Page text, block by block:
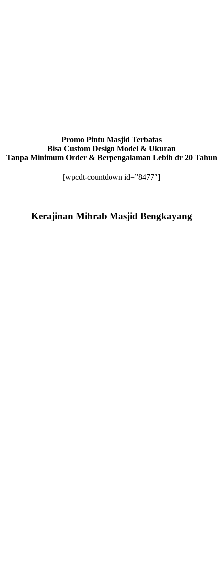
Promo Pintu Masjid Terbatas
Bisa Custom Design Model & Ukuran
Tanpa Minimum Order & Berpengalaman Lebih dr 20 Tahun
[wpcdt-countdown id=”8477″]
Kerajinan Mihrab Masjid Bengkayang